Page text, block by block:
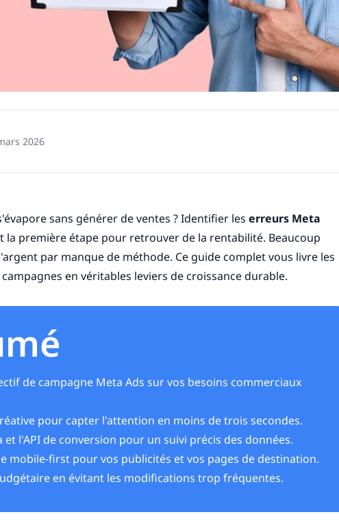
2026
sans générer de ventes ? Identifier leserreurs Meta
la première étape pour retrouver de la rentabilité. Beaucoup
par manque de méthode. Ce guide complet vous livre les
en véritables leviers de croissance durable.
de campagne Meta Ads sur vos besoins commerciaux
pour capter l'attention en moins de trois secondes.
et l'API de conversion pour un suivi précis des données.
mobile-first pour vos publicités et vos pages de destination.
en évitant les modifications trop fréquentes.